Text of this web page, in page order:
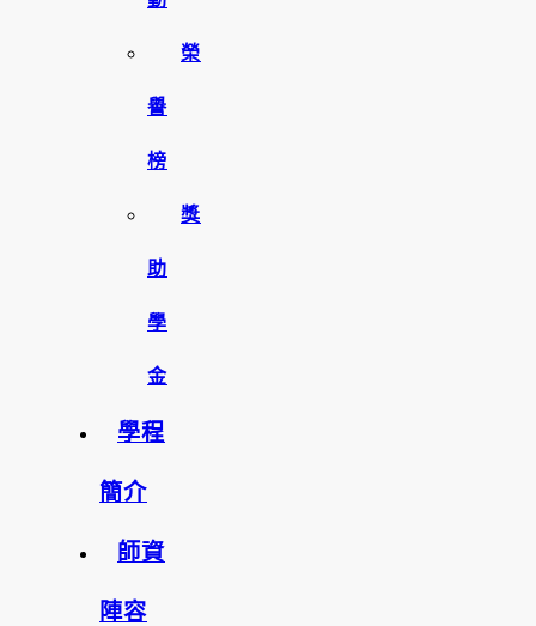
榮
譽
榜
獎
助
學
金
學程
簡介
師資
陣容